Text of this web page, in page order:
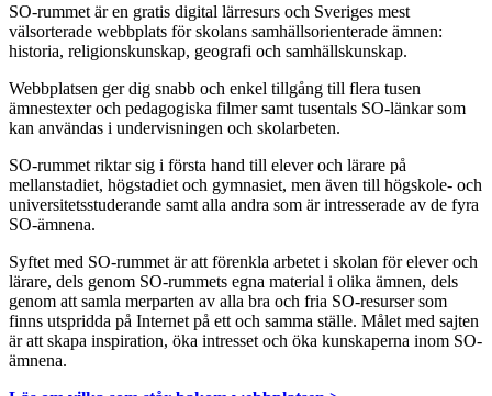
SO-rummet är en gratis digital lärresurs och Sveriges mest
välsorterade webbplats för skolans samhällsorienterade ämnen:
historia, religionskunskap, geografi och samhällskunskap.
Webbplatsen ger dig snabb och enkel tillgång till flera tusen
ämnestexter och pedagogiska filmer samt tusentals SO-länkar som
kan användas i undervisningen och skolarbeten.
SO-rummet riktar sig i första hand till elever och lärare på
mellanstadiet, högstadiet och gymnasiet, men även till högskole- och
universitetsstuderande samt alla andra som är intresserade av de fyra
SO-ämnena.
Syftet med SO-rummet är att förenkla arbetet i skolan för elever och
lärare, dels genom SO-rummets egna material i olika ämnen, dels
genom att samla merparten av alla bra och fria SO-resurser som
finns utspridda på Internet på ett och samma ställe. Målet med sajten
är att skapa inspiration, öka intresset och öka kunskaperna inom SO-
ämnena.